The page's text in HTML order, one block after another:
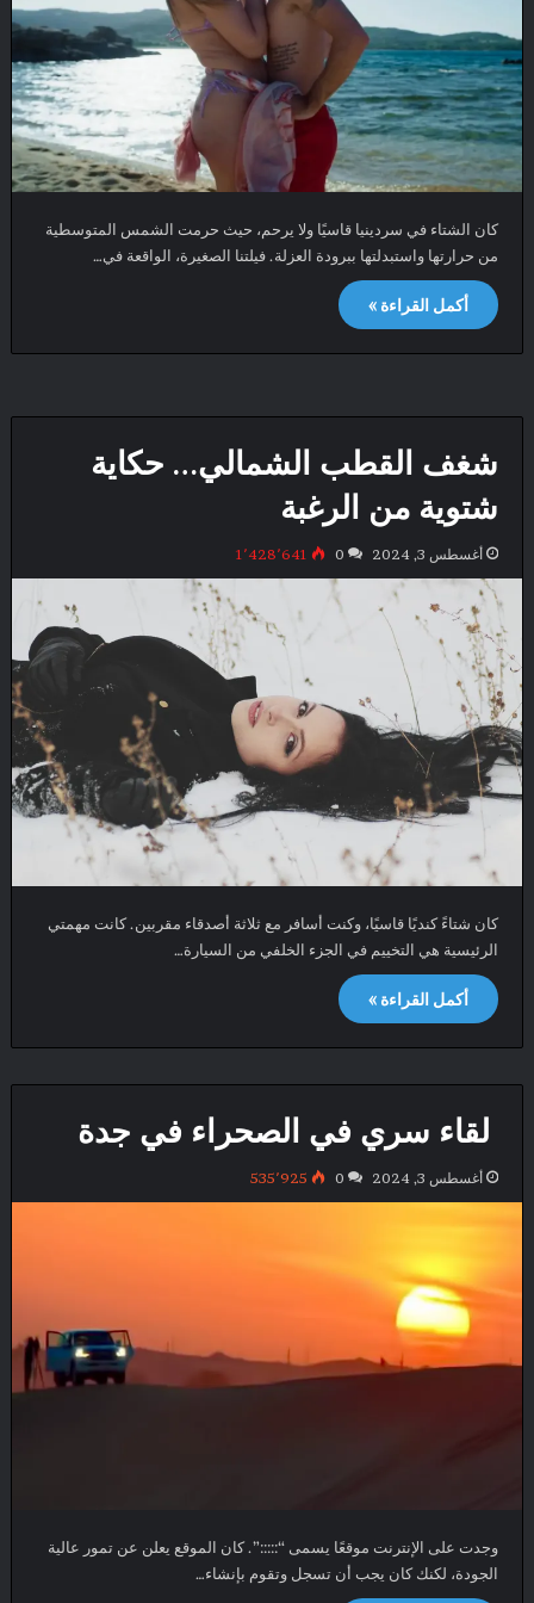
كان الشتاء في سردينيا قاسيًا ولا يرحم، حيث حرمت الشمس المتوسطية
من حرارتها واستبدلتها ببرودة العزلة. فيلتنا الصغيرة، الواقعة في…
أكمل القراءة »
شغف القطب الشمالي… حكاية
شتوية من الرغبة
أغسطس 3, 2024 0 1٬428٬641
كان شتاءً كنديًا قاسيًا، وكنت أسافر مع ثلاثة أصدقاء مقربين. كانت مهمتي
الرئيسية هي التخييم في الجزء الخلفي من السيارة…
أكمل القراءة »
لقاء سري في الصحراء في جدة
أغسطس 3, 2024 0 535٬925
وجدت على الإنترنت موقعًا يسمى “:::::”. كان الموقع يعلن عن تمور عالية
الجودة، لكنك كان يجب أن تسجل وتقوم بإنشاء…